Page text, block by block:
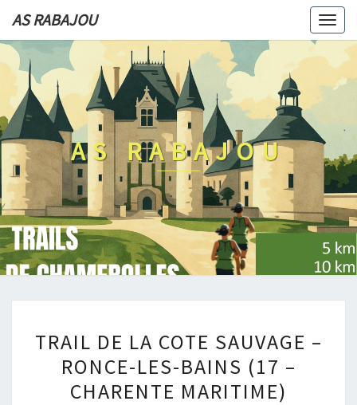
AS RABAJOU
AS RABAJOU
DE
LA
COTE
TRAIL DE LA COTE SAUVAGE –
RONCE-LES-BAINS (17 –
CHARENTE MARITIME)